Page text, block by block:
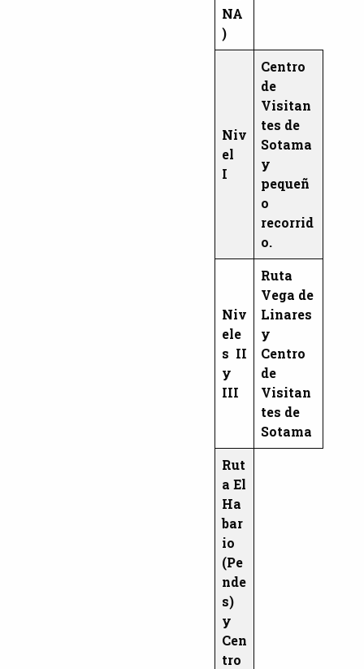
NA
)
Niv
el
I
Centro
de
Visitan
tes de
Sotama
y
pequeñ
o
recorrid
o.
Niv
ele
s II
y
III
Ruta
Vega de
Linares
y
Centro
de
Visitan
tes de
Sotama
Rut
a El
Ha
bar
io
(Pe
nde
s)
y
Cen
tro